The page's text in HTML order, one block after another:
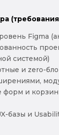
Figma
системой)
и zero-
и
базы и